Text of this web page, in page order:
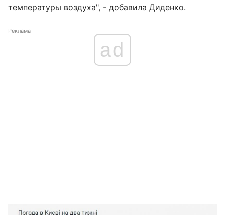
температуры воздуха", - добавила Диденко.
Реклама
ad